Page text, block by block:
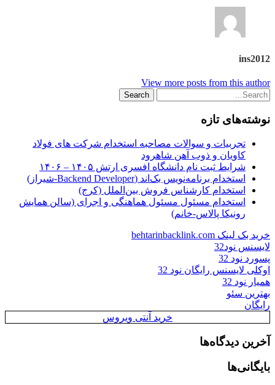
ins2012
View more posts from this author
نوشته‌های تازه
تجربیات و سوالات مصاحبه استخدام شرکت های فولاد
کاویان و ذوب آهن شاهرود
شرایط ثبت نام دانشگاه افسری ارتش ۱۴۰۵ – ۱۴۰۶
استخدام برنامه‌نویس بک‌اند (Backend Developer-شیراز)
استخدام کارشناس فروش بین‌الملل (کرج)
استخدام مسئول مسئول هماهنگی و اجرای (سالن همایش
رونیکا پالاس-خانم)
خرید بک لینک behtarinbacklink.com
لایسنس نود32
پسورد نود 32
اوکلی لایسنس رایگان نود 32
همیار نود 32
بهترین سئو
رایگان
خرید آنتی ویروس
آخرین دیدگاه‌ها
بایگانی‌ها